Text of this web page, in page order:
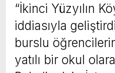
“İkinci Yüzyılın
iddiasıyla
burslu
yatılı bir okul